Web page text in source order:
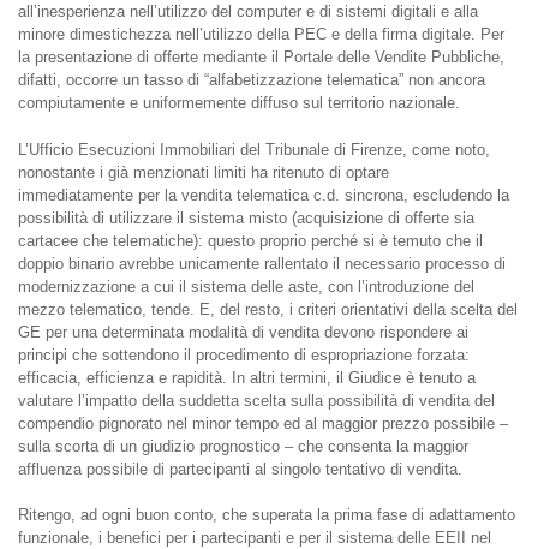
all’inesperienza nell’utilizzo del computer e di sistemi digitali e alla
minore dimestichezza nell’utilizzo della PEC e della firma digitale. Per
la presentazione di offerte mediante il Portale delle Vendite Pubbliche,
difatti, occorre un tasso di “alfabetizzazione telematica” non ancora
compiutamente e uniformemente diffuso sul territorio nazionale.
L’Ufficio Esecuzioni Immobiliari del Tribunale di Firenze, come noto,
nonostante i già menzionati limiti ha ritenuto di optare
immediatamente per la vendita telematica c.d. sincrona, escludendo la
possibilità di utilizzare il sistema misto (acquisizione di offerte sia
cartacee che telematiche): questo proprio perché si è temuto che il
doppio binario avrebbe unicamente rallentato il necessario processo di
modernizzazione a cui il sistema delle aste, con l’introduzione del
mezzo telematico, tende. E, del resto, i criteri orientativi della scelta del
GE per una determinata modalità di vendita devono rispondere ai
principi che sottendono il procedimento di espropriazione forzata:
efficacia, efficienza e rapidità. In altri termini, il Giudice è tenuto a
valutare l’impatto della suddetta scelta sulla possibilità di vendita del
compendio pignorato nel minor tempo ed al maggior prezzo possibile –
sulla scorta di un giudizio prognostico – che consenta la maggior
affluenza possibile di partecipanti al singolo tentativo di vendita.
Ritengo, ad ogni buon conto, che superata la prima fase di adattamento
funzionale, i benefici per i partecipanti e per il sistema delle EEII nel